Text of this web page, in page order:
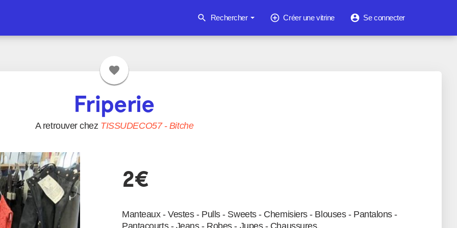
search Rechercher add_circle_outline Créer une vitrine account_circle Se connecter
favorite
Friperie
A retrouver chez TISSUDECO57 - Bitche
2€
Manteaux - Vestes - Pulls - Sweets - Chemisiers - Blouses - Pantalons -
Pantacourts - Jeans - Robes - Jupes - Chaussures.